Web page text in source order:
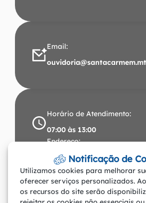
Email:
Horário de Atendimento:
07:00 às 13:00
Endereço:
Avenida Santos Dumont,
78.545-000. CNPJ:
Santa Carmem-MT
Notificação de
Utilizamos cookies para melhorar
oferecer serviços personalizados.
os recursos do site serão